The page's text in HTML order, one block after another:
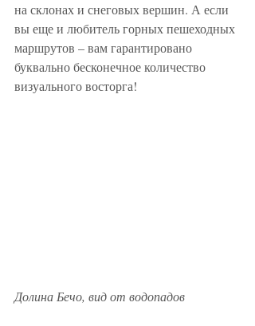
на склонах и снеговых вершин. А если
вы еще и любитель горных пешеходных
маршрутов – вам гарантировано
буквально бесконечное количество
визуального восторга!
Долина Бечо, вид от водопадов